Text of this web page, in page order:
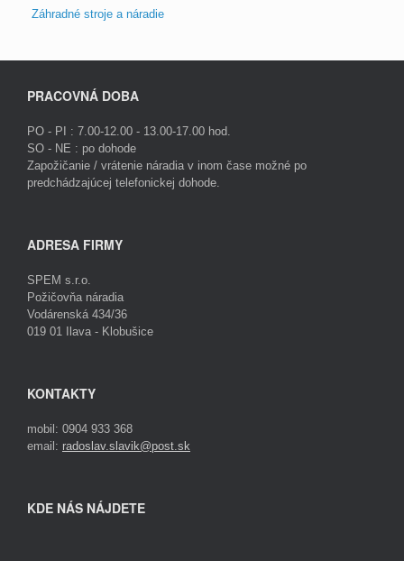
Záhradné stroje a náradie
PRACOVNÁ DOBA
PO - PI : 7.00-12.00 - 13.00-17.00 hod.
SO - NE : po dohode
Zapožičanie / vrátenie náradia v inom čase možné po
predchádzajúcej telefonickej dohode.
ADRESA FIRMY
SPEM s.r.o.
Požičovňa náradia
Vodárenská 434/36
019 01 Ilava - Klobušice
KONTAKTY
mobil: 0904 933 368
email: radoslav.slavik@post.sk
KDE NÁS NÁJDETE